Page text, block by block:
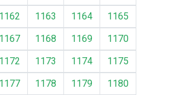
1162 1163 1164
1165
1167 1168 1169
1170
1172 1173 1174
1175
1177 1178 1179
1180